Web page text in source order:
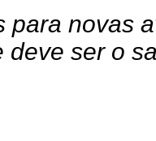
para novas
deve ser o